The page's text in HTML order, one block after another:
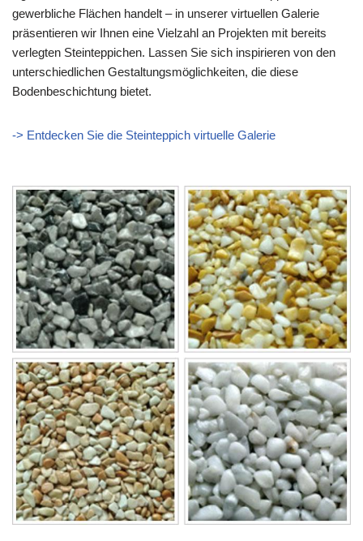
gewerbliche Flächen handelt – in unserer virtuellen Galerie
präsentieren wir Ihnen eine Vielzahl an Projekten mit bereits
verlegten Steinteppichen. Lassen Sie sich inspirieren von den
unterschiedlichen Gestaltungsmöglichkeiten, die diese
Bodenbeschichtung bietet.
-> Entdecken Sie die Steinteppich virtuelle Galerie